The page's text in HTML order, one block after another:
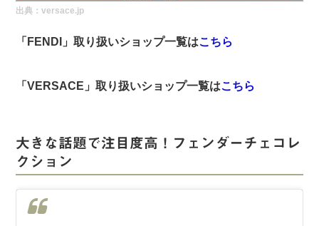
出典：versace.jp
「FENDI 」取り扱いショップ一覧はこちら
「VERSACE 」取り扱いショップ一覧はこちら
大きな話題で注目度高！フェンダーチェコレ
クション